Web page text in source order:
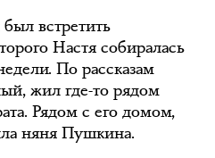
встретить
Настя собиралась
По рассказам
жил где-то рядом
Рядом с его домом,
няня Пушкина.